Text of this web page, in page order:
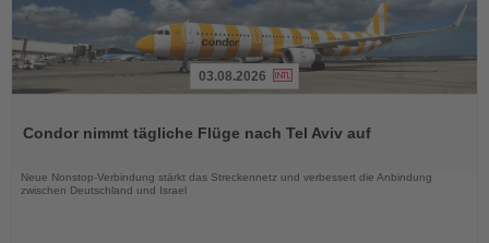
die
03.08.2026
Condor nimmt tägliche Flüge nach Tel Aviv auf
Neue Nonstop-Verbindung stärkt das Streckennetz und verbessert die Anbindung
zwischen Deutschland und Israel